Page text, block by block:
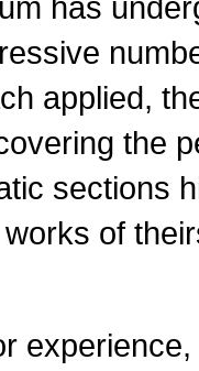
applied,
the
sections
of